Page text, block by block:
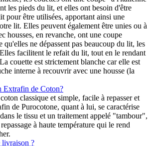
les pieds du lit, et elles ont besoin d'être
pour être utilisées, apportant ainsi une
lit. Elles peuvent également être unies ou à
housses, en revanche, ont une coupe
ne dépassent pas beaucoup du lit, les
facilitent le refait du lit, tout en le rendant
couette est strictement blanche car elle est
interne à recouvrir avec une housse (la
Extrafin de Coton?
classique et simple, facile à repasser et
de Purocotone, quant à lui, se caractérise
le tissu et un traitement appelé "tambour",
à haute température qui le rend
livraison ?